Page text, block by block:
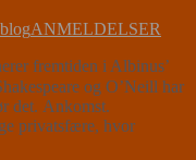
ANMELDELSER
fremtiden i Albinus’
og O’Neill har
det. Ankomst.
privatsfære, hvor